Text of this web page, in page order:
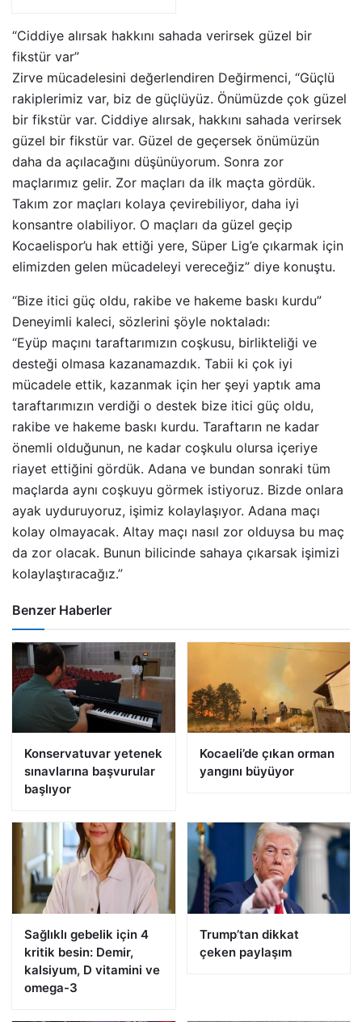
“Ciddiye alırsak hakkını sahada verirsek güzel bir
fikstür var”
Zirve mücadelesini değerlendiren Değirmenci, “Güçlü
rakiplerimiz var, biz de güçlüyüz. Önümüzde çok güzel
bir fikstür var. Ciddiye alırsak, hakkını sahada verirsek
güzel bir fikstür var. Güzel de geçersek önümüzün
daha da açılacağını düşünüyorum. Sonra zor
maçlarımız gelir. Zor maçları da ilk maçta gördük.
Takım zor maçları kolaya çevirebiliyor, daha iyi
konsantre olabiliyor. O maçları da güzel geçip
Kocaelispor’u hak ettiği yere, Süper Lig’e çıkarmak için
elimizden gelen mücadeleyi vereceğiz” diye konuştu.
“Bize itici güç oldu, rakibe ve hakeme baskı kurdu”
Deneyimli kaleci, sözlerini şöyle noktaladı:
“Eyüp maçını taraftarımızın coşkusu, birlikteliği ve
desteği olmasa kazanamazdık. Tabii ki çok iyi
mücadele ettik, kazanmak için her şeyi yaptık ama
taraftarımızın verdiği o destek bize itici güç oldu,
rakibe ve hakeme baskı kurdu. Taraftarın ne kadar
önemli olduğunun, ne kadar coşkulu olursa içeriye
riayet ettiğini gördük. Adana ve bundan sonraki tüm
maçlarda aynı coşkuyu görmek istiyoruz. Bizde onlara
ayak uyduruyoruz, işimiz kolaylaşıyor. Adana maçı
kolay olmayacak. Altay maçı nasıl zor olduysa bu maç
da zor olacak. Bunun bilicinde sahaya çıkarsak işimizi
kolaylaştıracağız.”
Benzer Haberler
Konservatuvar yetenek
sınavlarına başvurular
başlıyor
Kocaeli’de çıkan orman
yangını büyüyor
Sağlıklı gebelik için 4
kritik besin: Demir,
kalsiyum, D vitamini ve
omega-3
Trump’tan dikkat
çeken paylaşım